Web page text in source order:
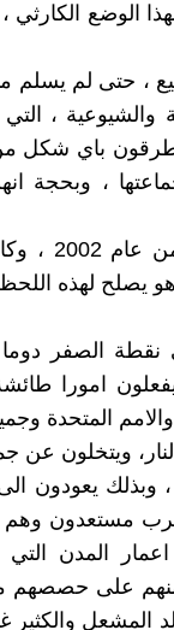
الوضع
، حتى لم يسلم
، التي
باي شكل
، وبحجة
وكنت ، قد
يصلح لهذه
نقطة الصفر
امورا
المتحدة
ويتخلون عن
وبذلك يعودون
مستعدون وهم
اعمار المدن
على حصصهم
المشعل